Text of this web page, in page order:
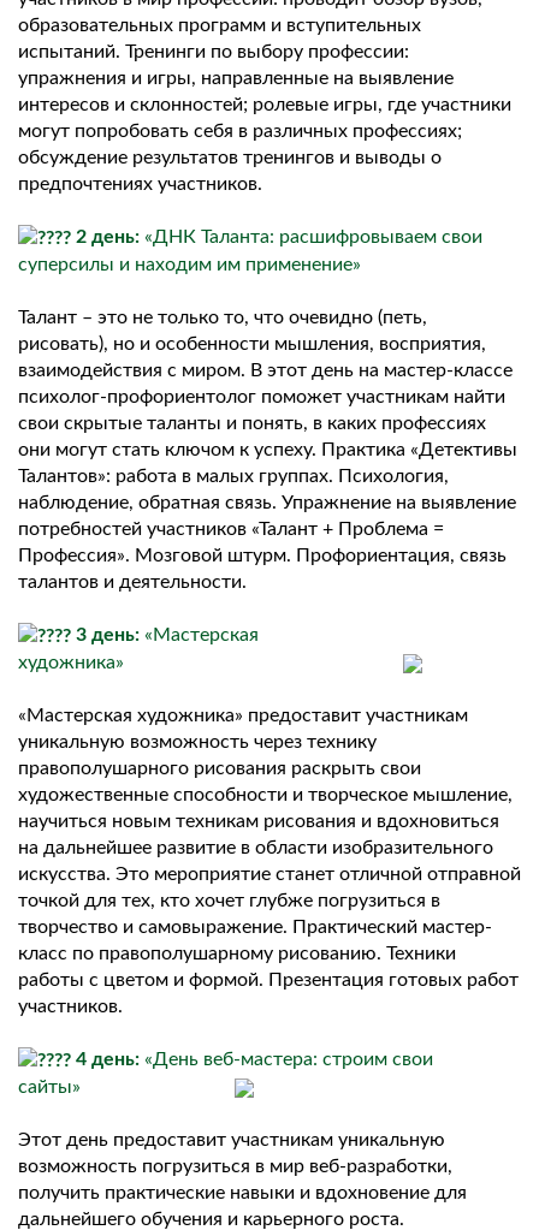
образовательных программ и вступительных
испытаний. Тренинги по выбору профессии:
упражнения и игры, направленные на выявление
интересов и склонностей; ролевые игры, где участники
могут попробовать себя в различных профессиях;
обсуждение результатов тренингов и выводы о
предпочтениях участников.
2 день: «ДНК Таланта: расшифровываем свои
суперсилы и находим им применение»
Талант – это не только то, что очевидно (петь,
рисовать), но и особенности мышления, восприятия,
взаимодействия с миром. В этот день на мастер-классе
психолог-профориентолог поможет участникам найти
свои скрытые таланты и понять, в каких профессиях
они могут стать ключом к успеху. Практика «Детективы
Талантов»: работа в малых группах. Психология,
наблюдение, обратная связь. Упражнение на выявление
потребностей участников «Талант + Проблема =
Профессия». Мозговой штурм. Профориентация, связь
талантов и деятельности.
3 день: «Мастерская
художника»
«Мастерская художника» предоставит участникам
уникальную возможность через технику
правополушарного рисования раскрыть свои
художественные способности и творческое мышление,
научиться новым техникам рисования и вдохновиться
на дальнейшее развитие в области изобразительного
искусства. Это мероприятие станет отличной отправной
точкой для тех, кто хочет глубже погрузиться в
творчество и самовыражение. Практический мастер-
класс по правополушарному рисованию. Техники
работы с цветом и формой. Презентация готовых работ
участников.
4 день: «День веб-мастера: строим свои
сайты»
Этот день предоставит участникам уникальную
возможность погрузиться в мир веб-разработки,
получить практические навыки и вдохновение для
дальнейшего обучения и карьерного роста.